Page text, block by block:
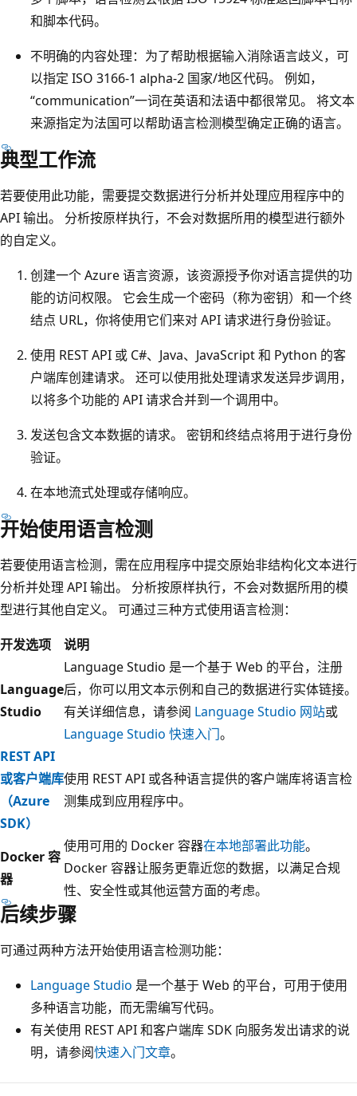
和脚本代码。
不明确的内容处理：为了帮助根据输入消除语言歧义，可
以指定 ISO 3166-1 alpha-2 国家/地区代码。 例如，
“communication”一词在英语和法语中都很常见。 将文本
来源指定为法国可以帮助语言检测模型确定正确的语言。
典型工作流
若要使用此功能，需要提交数据进行分析并处理应用程序中的
API 输出。 分析按原样执行，不会对数据所用的模型进行额外
的自定义。
创建一个 Azure 语言资源，该资源授予你对语言提供的功
能的访问权限。 它会生成一个密码（称为密钥）和一个终
结点 URL，你将使用它们来对 API 请求进行身份验证。
使用 REST API 或 C#、Java、JavaScript 和 Python 的客
户端库创建请求。 还可以使用批处理请求发送异步调用，
以将多个功能的 API 请求合并到一个调用中。
发送包含文本数据的请求。 密钥和终结点将用于进行身份
验证。
在本地流式处理或存储响应。
开始使用语言检测
若要使用语言检测，需在应用程序中提交原始非结构化文本进行
分析并处理 API 输出。 分析按原样执行，不会对数据所用的模
型进行其他自定义。 可通过三种方式使用语言检测：
开发选项
说明
Language
Studio
Language Studio 是一个基于 Web 的平台，注册
后，你可以用文本示例和自己的数据进行实体链接。
有关详细信息，请参阅 Language Studio 网站或
Language Studio 快速入门。
REST API
或客户端库
（Azure
SDK）
使用 REST API 或各种语言提供的客户端库将语言检
测集成到应用程序中。
Docker 容
器
使用可用的 Docker 容器在本地部署此功能。
Docker 容器让服务更靠近您的数据，以满足合规
性、安全性或其他运营方面的考虑。
后续步骤
可通过两种方法开始使用语言检测功能：
Language Studio 是一个基于 Web 的平台，可用于使用
多种语言功能，而无需编写代码。
有关使用 REST API 和客户端库 SDK 向服务发出请求的说
明，请参阅快速入门文章。
阅